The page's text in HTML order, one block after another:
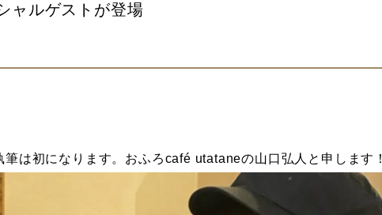
ャルゲストが登場
は初になります。おふろcafé utataneの山口弘人と申します！